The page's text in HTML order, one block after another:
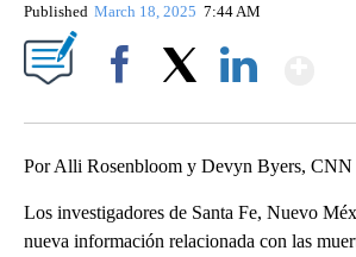
Published March 18, 2025 7:44 AM
Por Alli Rosenbloom y Devyn Byers, CNN
Los investigadores de Santa Fe, Nuevo
nueva información relacionada con las